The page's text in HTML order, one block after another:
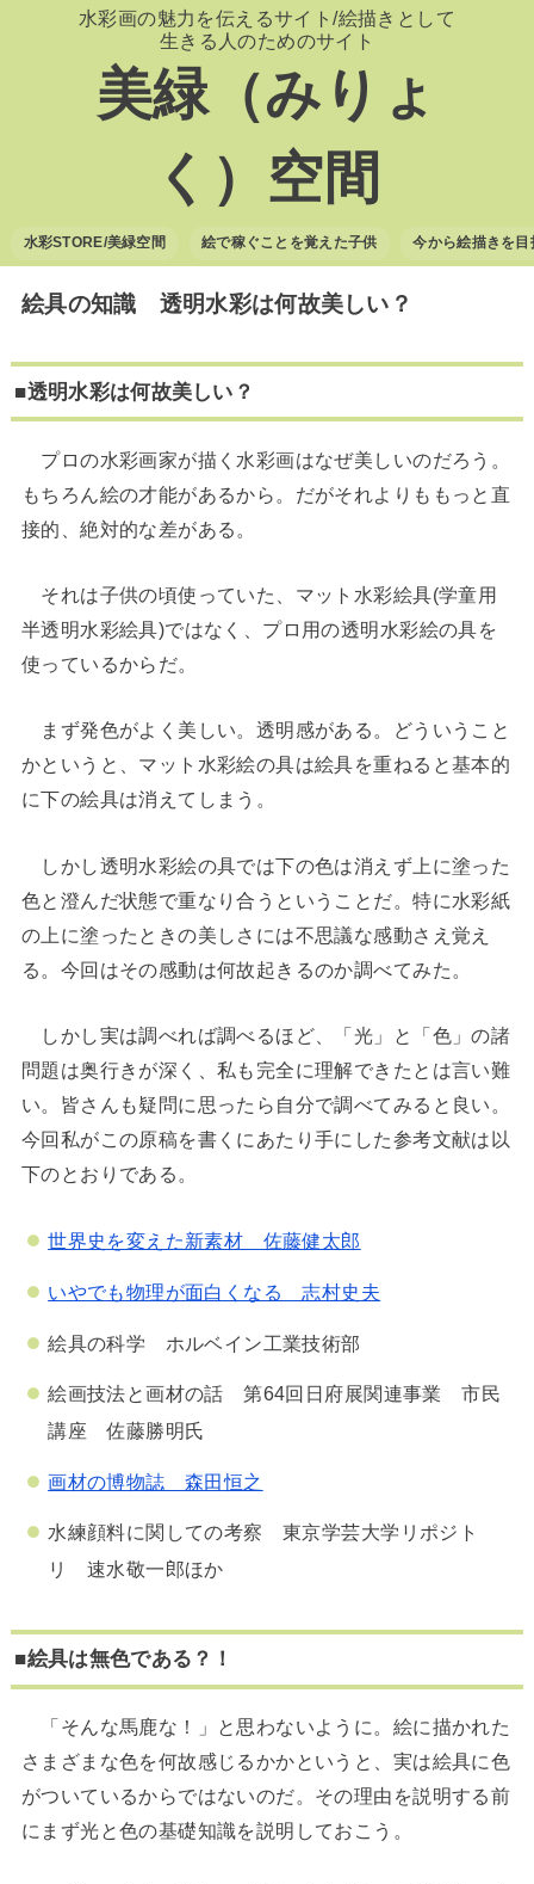
水彩画の魅力を伝えるサイト/絵描きとして
生きる人のためのサイト
美緑（みりょ
く）空間
水彩STORE/美緑空間 絵で稼ぐことを覚えた子供 今から絵描きを
絵具の知識 透明水彩は何故美しい？
■透明水彩は何故美しい？
プロの水彩画家が描く水彩画はなぜ美しいのだろう。
もちろん絵の才能があるから。だがそれよりももっと直
接的、絶対的な差がある。
それは子供の頃使っていた、マット水彩絵具(学童用
半透明水彩絵具)ではなく、プロ用の透明水彩絵の具を
使っているからだ。
まず発色がよく美しい。透明感がある。どういうこと
かというと、マット水彩絵の具は絵具を重ねると基本的
に下の絵具は消えてしまう。
しかし透明水彩絵の具では下の色は消えず上に塗った
色と澄んだ状態で重なり合うということだ。特に水彩紙
の上に塗ったときの美しさには不思議な感動さえ覚え
る。今回はその感動は何故起きるのか調べてみた。
しかし実は調べれば調べるほど、「光」と「色」の諸
問題は奥行きが深く、私も完全に理解できたとは言い難
い。皆さんも疑問に思ったら自分で調べてみると良い。
今回私がこの原稿を書くにあたり手にした参考文献は以
下のとおりである。
世界史を変えた新素材 佐藤健太郎
いやでも物理が面白くなる 志村史夫
絵具の科学 ホルベイン工業技術部
絵画技法と画材の話 第64回日府展関連事業 市民
講座 佐藤勝明氏
画材の博物誌 森田恒之
水練顔料に関しての考察 東京学芸大学リポジト
リ 速水敬一郎ほか
■絵具は無色である？ ！
「そんな馬鹿な！」と思わないように。絵に描かれた
さまざまな色を何故感じるかかというと、実は絵具に色
がついているからではないのだ。その理由を説明する前
にまず光と色の基礎知識を説明しておこう。